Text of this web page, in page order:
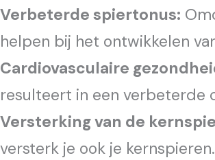
Verbeterde spiertonus:
helpen bij het ontwikkelen
Cardiovasculaire
resulteert in een verbeterde
Versterking van de
versterk je ook je